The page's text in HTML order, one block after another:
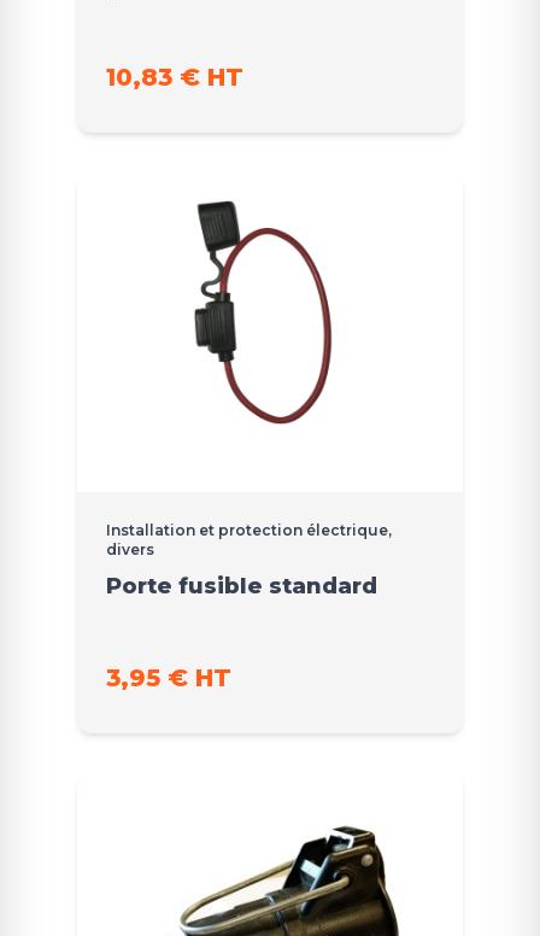
10,83 € HT
Installation et protection électrique,
divers
Porte fusible standard
3,95 € HT